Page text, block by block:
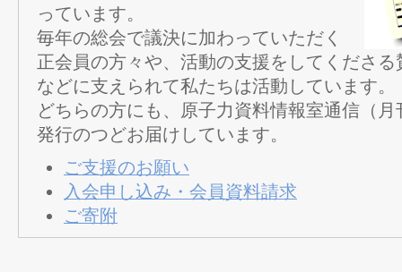
っています。
毎年の総会で議決に加わっていただく
正会員の方々や、活動の支援をしてくださ
などに支えられて私たちは活動しています。
どちらの方にも、原子力資料情報室通信（
発行のつどお届けしています。
ご支援のお願い
入会申し込み・会員資料請求
ご寄附